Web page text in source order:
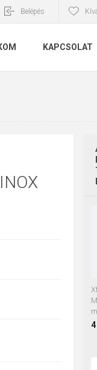
Belépés
KAPCSOLAT
ml